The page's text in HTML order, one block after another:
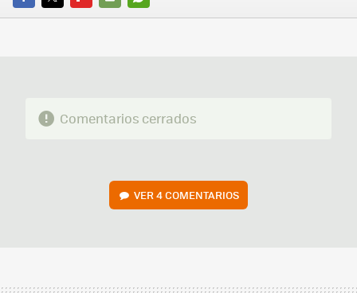
FACEBOOK
TWITTERFLIPBOARD
E-
WHATSAPP
Comentarios cerrados
VER4 COMENTARIOS